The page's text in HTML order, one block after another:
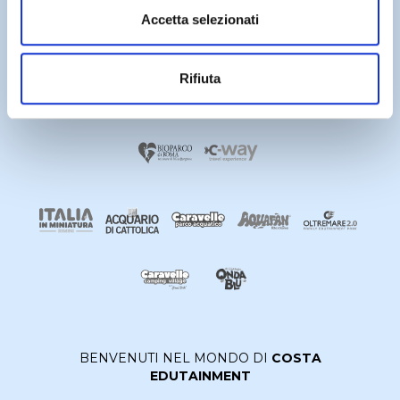
Accetta selezionati
Rifiuta
BENVENUTI NEL MONDO DI COSTA
EDUTAINMENT